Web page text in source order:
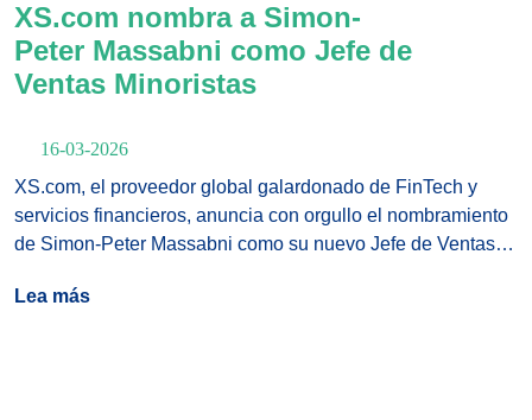
XS.com nombra a Simon-
Peter Massabni como Jefe de
Ventas Minoristas
16-03-2026
XS.com, el proveedor global galardonado de FinTech y
servicios financieros, anuncia con orgullo el nombramiento
de Simon-Peter Massabni como su nuevo Jefe de Ventas
compromiso de la empresa con la expansión minorista
Lea más